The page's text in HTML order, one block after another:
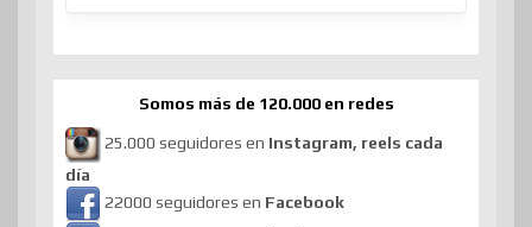
Somos más de 120.000 en redes
25.000 seguidores en Instagram, reels cada
día
22000 seguidores en Facebook